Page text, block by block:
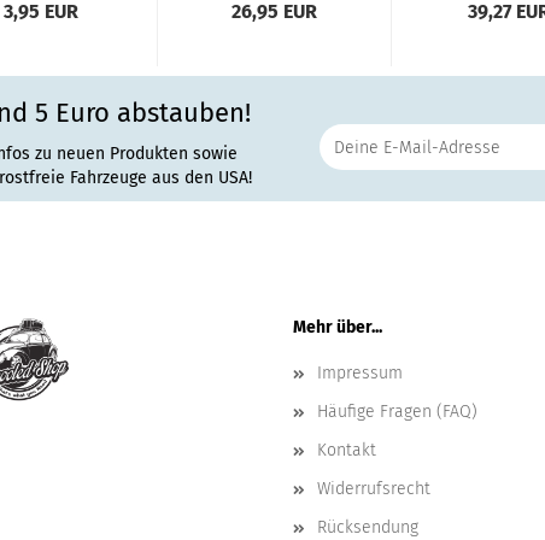
3,95 EUR 26,95 EUR 39,27
5 Euro abstauben!
zu neuen Produkten sowie
Fahrzeuge aus den USA!
Mehr über...
Impressum
Häufige Fragen (FAQ)
Kontakt
Widerrufsrecht
Rücksendung